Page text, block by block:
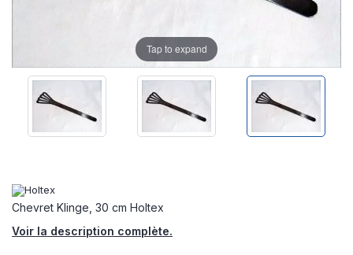
Chevret Klinge, 30 cm Holtex
Voir la description complète.
Tap to expand